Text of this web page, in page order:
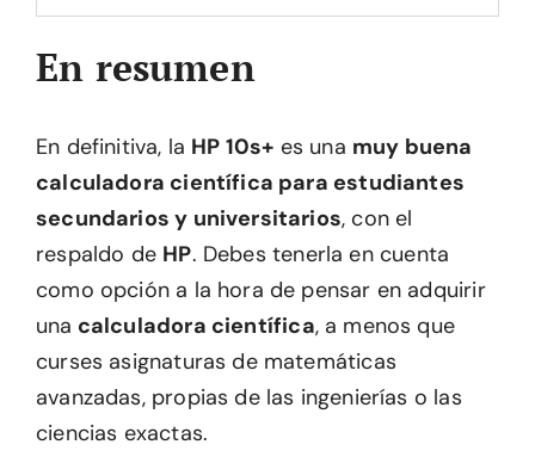
En resumen
En definitiva, la HP 10s+ es una muy buena
calculadora científica para estudiantes
secundarios y universitarios, con el
respaldo de HP. Debes tenerla en cuenta
como opción a la hora de pensar en adquirir
una calculadora científica, a menos que
curses asignaturas de matemáticas
avanzadas, propias de las ingenierías o las
ciencias exactas.